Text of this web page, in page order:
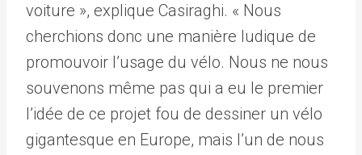
voiture », explique Casiraghi. « Nous
cherchions donc une manière ludique de
promouvoir l’usage du vélo. Nous ne nous
souvenons même pas qui a eu le premier
l’idée de ce projet fou de dessiner un vélo
gigantesque en Europe, mais l’un de nous